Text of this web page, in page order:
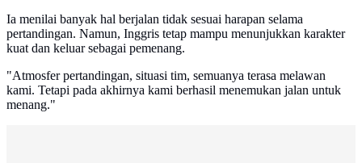
Ia menilai banyak hal berjalan tidak sesuai harapan selama
pertandingan. Namun, Inggris tetap mampu menunjukkan karakter
kuat dan keluar sebagai pemenang.
"Atmosfer pertandingan, situasi tim, semuanya terasa melawan
kami. Tetapi pada akhirnya kami berhasil menemukan jalan untuk
menang."